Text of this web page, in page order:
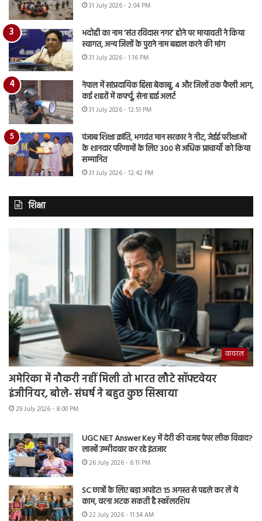
31 July 2026 - 2:04 PM
भदोही का नाम ‘संत रविदास नगर’ होने पर मायावती ने किया
स्वागत, अन्य जिलों के पुराने नाम बहाल करने की मांग
31 July 2026 - 1:16 PM
नेपाल में सांप्रदायिक हिंसा बेकाबू, 4 और जिलों तक फैली आग,
कई शहरों में कर्फ्यू, सेना हाई अलर्ट
31 July 2026 - 12:51 PM
पंजाब शिक्षा क्रांति, भगवंत मान सरकार ने नीट, जेईई परीक्षाओं
के शानदार परिणामों के लिए 300 से अधिक प्राचार्यों को किया
सम्मानित
31 July 2026 - 12:42 PM
शिक्षा
वायरल
अमेरिका में नौकरी नहीं मिली तो भारत लौटे सॉफ्टवेयर
इंजीनियर, बोले- संघर्ष ने बहुत कुछ सिखाया
29 July 2026 - 8:00 PM
UGC NET Answer Key में देरी की वजह पेपर लीक विवाद?
लाखों उम्मीदवार कर रहे इंतजार
26 July 2026 - 6:11 PM
SC छात्रों के लिए बड़ा अपडेट! 15 अगस्त से पहले कर लें ये
काम, वरना अटक सकती है स्कॉलरशिप
22 July 2026 - 11:54 AM